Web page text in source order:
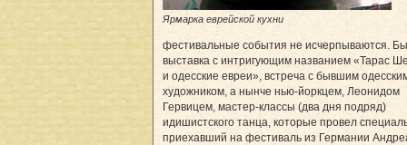
Ярмарка еврейской кухни
фестивальные события не исчерпываются.
выставка с интригующим названием «Тарас
и одесские евреи», встреча с бывшим
художником, а нынче нью-йоркцем, Леонидом
Гервицем, мастер-классы (два дня подряд)
идишистского танца, которые провел
приехавший на фестиваль из Германии